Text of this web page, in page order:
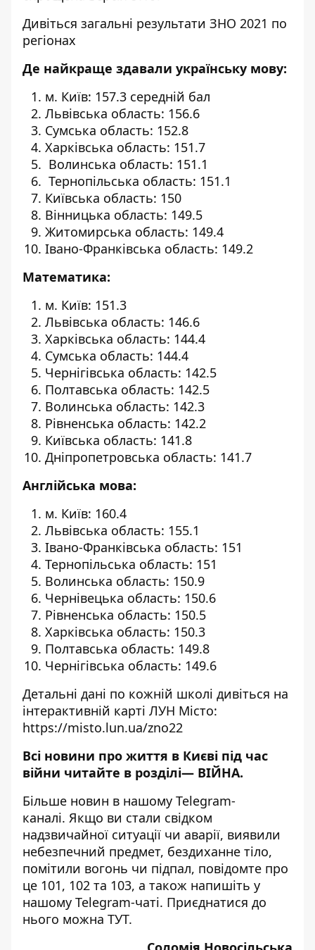
Дивіться загальні результати ЗНО 2021 по
регіонах
Де найкраще здавали українську мову:
м. Київ: 157.3 середній бал
Львівська область: 156.6
Сумська область: 152.8
Харківська область: 151.7
Волинська область: 151.1
Тернопільська область: 151.1
Київська область: 150
Вінницька область: 149.5
Житомирська область: 149.4
Івано-Франківська область: 149.2
Математика:
м. Київ: 151.3
Львівська область: 146.6
Харківська область: 144.4
Сумська область: 144.4
Чернігівська область: 142.5
Полтавська область: 142.5
Волинська область: 142.3
Рівненська область: 142.2
Київська область: 141.8
Дніпропетровська область: 141.7
Англійська мова:
м. Київ: 160.4
Львівська область: 155.1
Івано-Франківська область: 151
Тернопільська область: 151
Волинська область: 150.9
Чернівецька область: 150.6
Рівненська область: 150.5
Харківська область: 150.3
Полтавська область: 149.8
Чернігівська область: 149.6
Детальні дані по кожній школі дивіться на
інтерактивній карті ЛУН Місто:
https://misto.lun.ua/zno22
Всі новини про життя в Києві під час
війни читайте в розділі— ВІЙНА.
Більше новин в нашому Telegram-
каналі. Якщо ви стали свідком
надзвичайної ситуації чи аварії, виявили
небезпечний предмет, бездиханне тіло,
помітили вогонь чи підпал, повідомте про
це 101, 102 та 103, а також напишіть у
нашому Telegram-чаті. Приєднатися до
нього можна ТУТ.